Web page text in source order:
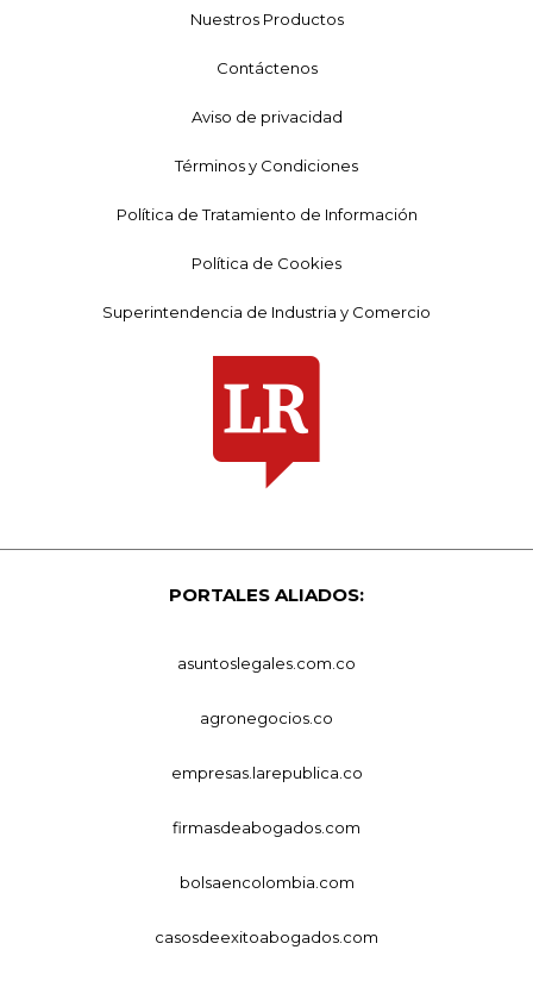
Nuestros Productos
Contáctenos
Aviso de privacidad
Términos y Condiciones
Política de Tratamiento de Información
Política de Cookies
Superintendencia de Industria y Comercio
PORTALES ALIADOS:
asuntoslegales.com.co
agronegocios.co
empresas.larepublica.co
firmasdeabogados.com
bolsaencolombia.com
casosdeexitoabogados.com